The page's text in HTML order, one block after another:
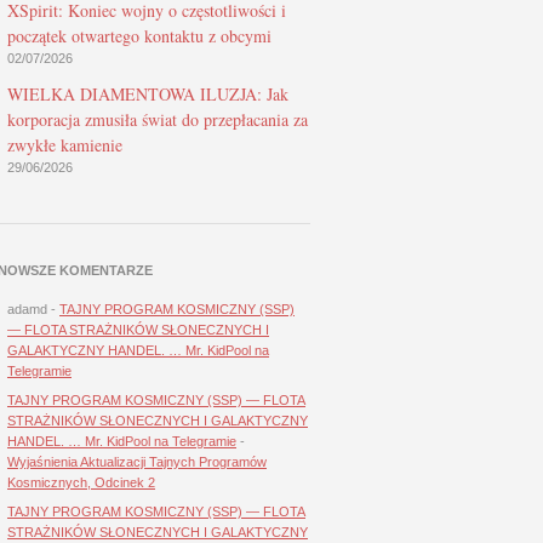
XSpirit: Koniec wojny o częstotliwości i
początek otwartego kontaktu z obcymi
02/07/2026
WIELKA DIAMENTOWA ILUZJA: Jak
korporacja zmusiła świat do przepłacania za
zwykłe kamienie
29/06/2026
KOMENTARZE
adamd - TAJNY PROGRAM KOSMICZNY (SSP)
— FLOTA STRAŻNIKÓW SŁONECZNYCH I
GALAKTYCZNY HANDEL. … Mr. KidPool na
Telegramie
TAJNY PROGRAM KOSMICZNY (SSP) — FLOTA
STRAŻNIKÓW SŁONECZNYCH I GALAKTYCZNY
HANDEL. … Mr. KidPool na Telegramie -
Wyjaśnienia Aktualizacji Tajnych Programów
Kosmicznych, Odcinek 2
TAJNY PROGRAM KOSMICZNY (SSP) — FLOTA
STRAŻNIKÓW SŁONECZNYCH I GALAKTYCZNY